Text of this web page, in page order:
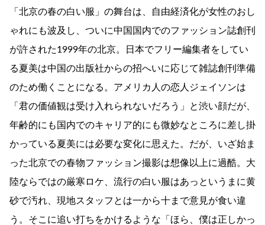
「北京の春の白い服」の舞台は、自由経済化が女性のおし
ゃれにも波及し、ついに中国国内でのファッション誌創刊
が許された1999年の北京。日本でフリー編集者をしてい
る夏美は中国の出版社からの招へいに応じて雑誌創刊準備
のため働くことになる。アメリカ人の恋人ジェイソンは
「君の価値観は受け入れられないだろう」と渋い顔だが、
年齢的にも国内でのキャリア的にも微妙なところに差し掛
かっている夏美には必要な変化に思えた。だが、いざ始ま
った北京での春物ファッション撮影は想像以上に過酷。大
陸ならではの厳寒ロケ、流行の白い服はあっというまに黄
砂で汚れ、現地スタッフとは一から十まで意見が食い違
う。そこに追い打ちをかけるような「ほら、僕は正しかっ